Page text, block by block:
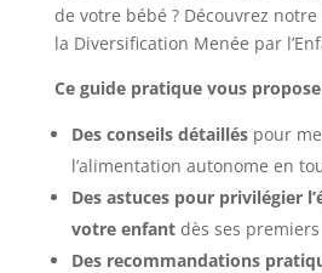
de votre bébé ? Découvrez
la Diversification Menée par
Ce guide pratique vous
Des conseils détailléspour
l’alimentation autonome en
Des astuces pour privilégier
votre enfantdès ses premiers
Des recommandations